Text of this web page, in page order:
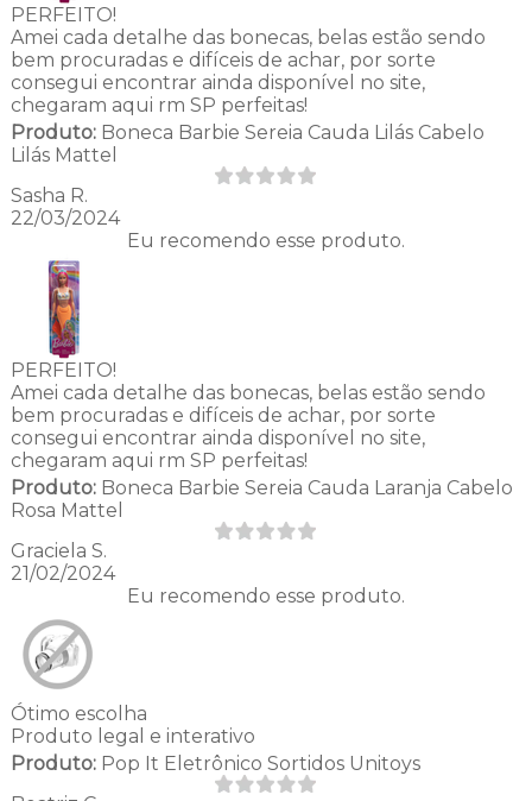
PERFEITO!
Amei cada detalhe das bonecas, belas estão sendo
bem procuradas e difíceis de achar, por sorte
consegui encontrar ainda disponível no site,
chegaram aqui rm SP perfeitas!
Produto:Boneca Barbie Sereia Cauda Lilás Cabelo
Lilás Mattel
Sasha R.
22/03/2024
Eu recomendo esse produto.
PERFEITO!
Amei cada detalhe das bonecas, belas estão sendo
bem procuradas e difíceis de achar, por sorte
consegui encontrar ainda disponível no site,
chegaram aqui rm SP perfeitas!
Produto:Boneca Barbie Sereia Cauda Laranja Cabelo
Rosa Mattel
Graciela S.
21/02/2024
Eu recomendo esse produto.
Ótimo escolha
Produto legal e interativo
Produto:Pop It Eletrônico Sortidos Unitoys